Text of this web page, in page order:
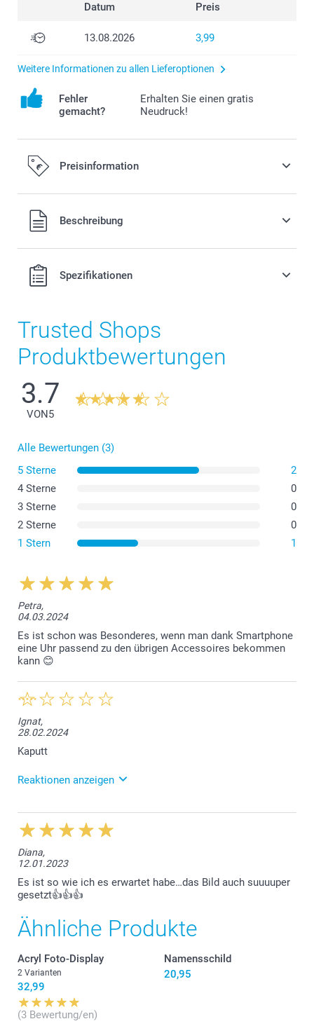
Datum Preis
13.08.2026 3,99
Weitere Informationen zu allen Lieferoptionen
Fehler
gemacht?
Erhalten Sie einen gratis
Neudruck!
Preisinformation
Alle Preise verstehen sich in EURO (€) inkl. MwSt. und zzgl.
Versandkosten.Beschreibung
Spezifikationen
Trusted Shops
Produktbewertungen
3.7
VON5
Alle Bewertungen (3)
5 Sterne
2
4 Sterne
0
3 Sterne
0
2 Sterne
0
1 Stern
1
Petra,
04.03.2024
Es ist schon was Besonderes, wenn man dank Smartphone
eine Uhr passend zu den übrigen Accessoires bekommen
kann 😊
Ignat,
28.02.2024
Kaputt
Reaktionen anzeigen
07.03.2024
Liebe Kundin, es tut uns leid, dass Ihre Bestellung
beschädigt bei Ihnen eingetroffen ist. Bitte nehmen
Kontakt auf: contact@smartphoto.de , Freundliche
Grüsse, smartphoto AG
Diana,
12.01.2023
Es ist so wie ich es erwartet habe…das Bild auch suuuuper
gesetzt👍👍👍
Ähnliche Produkte
Acryl Foto-Display
2 Varianten
32,99
(3 Bewertung/en)
Namensschild
20,95